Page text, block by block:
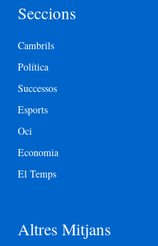
Seccions
Cambrils
Política
Successos
Esports
Oci
Economia
El Temps
Altres Mitjans